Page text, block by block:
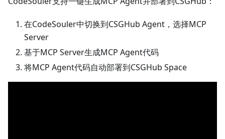
在CodeSouler中切换到CSGHub Agent，选择MCP
Server
基于MCP Server生成MCP Agent代码
将MCP Agent代码自动部署到CSGHub Space